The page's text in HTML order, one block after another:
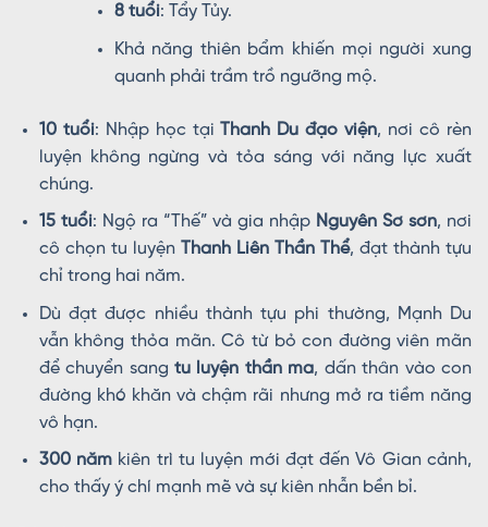
8 tuổi: Tẩy Tủy.
Khả năng thiên bẩm khiến mọi người xung
quanh phải trầm trồ ngưỡng mộ.
10 tuổi: Nhập học tạiThanh Du đạo viện, nơi cô rèn
luyện không ngừng và tỏa sáng với năng lực xuất
chúng.
15 tuổi: Ngộ ra “Thế” và gia nhập Nguyên Sơ sơn, nơi
cô chọn tu luyện Thanh Liên Thần Thể, đạt thành tựu
chỉ trong hai năm.
Dù đạt được nhiều thành tựu phi thường, Mạnh Du
vẫn không thỏa mãn. Cô từ bỏ con đường viên mãn
để chuyển sangtu luyện thần ma, dấn thân vào con
đường khó khăn và chậm rãi nhưng mở ra tiềm năng
vô hạn.
300 năm kiên trì tu luyện mới đạt đến Vô Gian cảnh,
cho thấy ý chí mạnh mẽ và sự kiên nhẫn bền bỉ.